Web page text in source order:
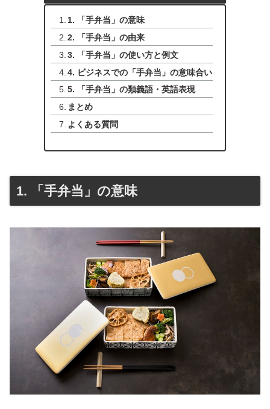
1. 「手弁当」の意味
2. 「手弁当」の由来
3. 「手弁当」の使い方と例文
4. ビジネスでの「手弁当」の意味合い
5. 「手弁当」の類義語・英語表現
まとめ
よくある質問
1. 「手弁当」の意味